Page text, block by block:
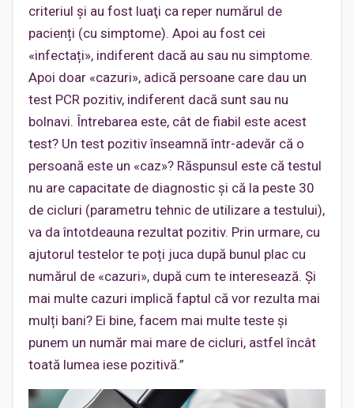
criteriul și au fost luaţi ca reper numărul de
pacienți (cu simptome). Apoi au fost cei
«infectați», indiferent dacă au sau nu simptome.
Apoi doar «cazuri», adică persoane care dau un
test PCR pozitiv, indiferent dacă sunt sau nu
bolnavi. Întrebarea este, cât de fiabil este acest
test? Un test pozitiv înseamnă într-adevăr că o
persoană este un «caz»? Răspunsul este că testul
nu are capacitate de diagnostic și că la peste 30
de cicluri (parametru tehnic de utilizare a testului),
va da întotdeauna rezultat pozitiv. Prin urmare, cu
ajutorul testelor te poți juca după bunul plac cu
numărul de «cazuri», după cum te interesează. Şi
mai multe cazuri implică faptul că vor rezulta mai
mulți bani? Ei bine, facem mai multe teste și
punem un număr mai mare de cicluri, astfel încât
toată lumea iese pozitivă.”